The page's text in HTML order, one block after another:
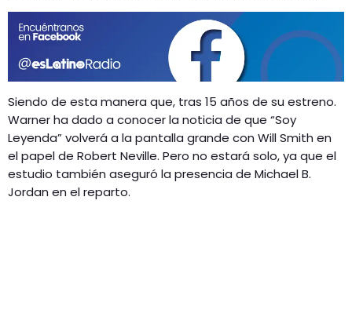
Siendo de esta manera que, tras 15 años de su estreno.
Warner ha dado a conocer la noticia de que “Soy
Leyenda” volverá a la pantalla grande con Will Smith en
el papel de Robert Neville. Pero no estará solo, ya que el
estudio también aseguró la presencia de Michael B.
Jordan en el reparto.